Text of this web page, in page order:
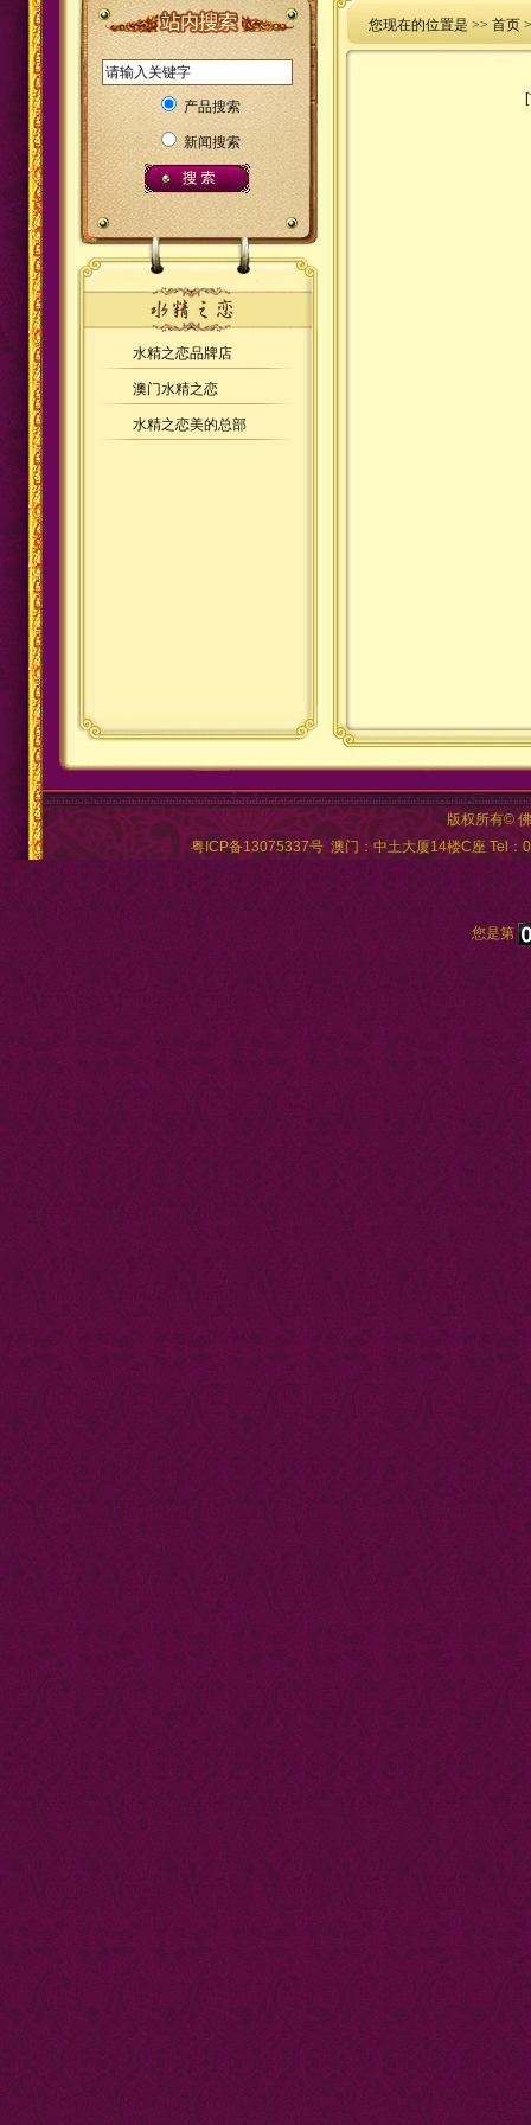
产品搜索
新闻搜索
水精之恋品牌店
澳门水精之恋
水精之恋美的总部
您现在的位置是 >> 首页
版权所有©
粤ICP备13075337号 澳门：中土大厦14楼C座 Tel
您是第